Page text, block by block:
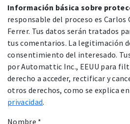
Información básica sobre
responsable del proceso es Carlos
Ferrer. Tus datos serán tratados
tus comentarios. La legitimación
consentimiento del interesado.
por Automattic Inc., EEUU para
derecho a acceder, rectificar y
otros derechos, como se explica
privacidad.
Nombre *